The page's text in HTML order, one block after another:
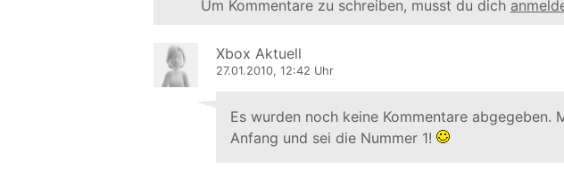
Um Kommentare zu schreiben, musst du dich
Xbox Aktuell
27.01.2010, 12:42 Uhr
Es wurden noch keine Kommentare abgegeben.
Anfang und sei die Nummer 1!